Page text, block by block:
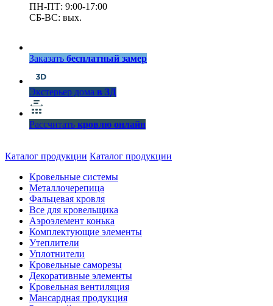
ПН-ПТ: 9:00-17:00
СБ-ВС: вых.
Заказать бесплатный замер
Экстерьер дома в 3Д
Рассчитать кровлю онлайн
Каталог продукции Каталог продукции
Кровельные системы
Металлочерепица
Фальцевая кровля
Все для кровельщика
Аэроэлемент конька
Комплектующие элементы
Утеплители
Уплотнители
Кровельные саморезы
Декоративные элементы
Кровельная вентиляция
Мансардная продукция